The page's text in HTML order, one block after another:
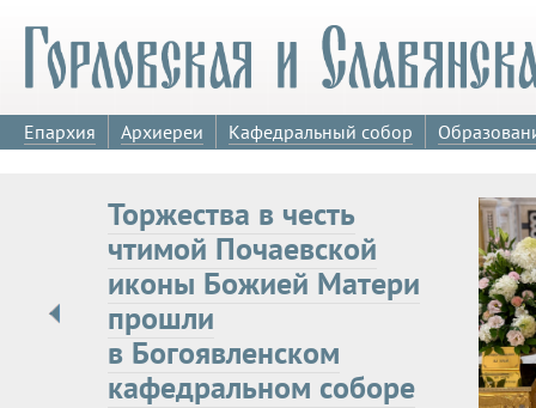
Епархия Архиереи Кафедральный собор
Торжества в честь
чтимой Почаевской
иконы Божией Матери
прошли
в Богоявленском
кафедральном соборе